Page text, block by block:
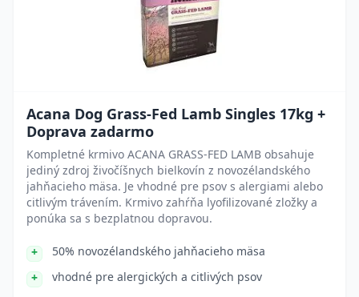
Acana Dog Grass-Fed Lamb Singles 17kg +
Doprava zadarmo
Kompletné krmivo ACANA GRASS-FED LAMB obsahuje
jediný zdroj živočíšnych bielkovín z novozélandského
jahňacieho mäsa. Je vhodné pre psov s alergiami alebo
citlivým trávením. Krmivo zahŕňa lyofilizované zložky a
ponúka sa s bezplatnou dopravou.
50% novozélandského jahňacieho mäsa
vhodné pre alergických a citlivých psov